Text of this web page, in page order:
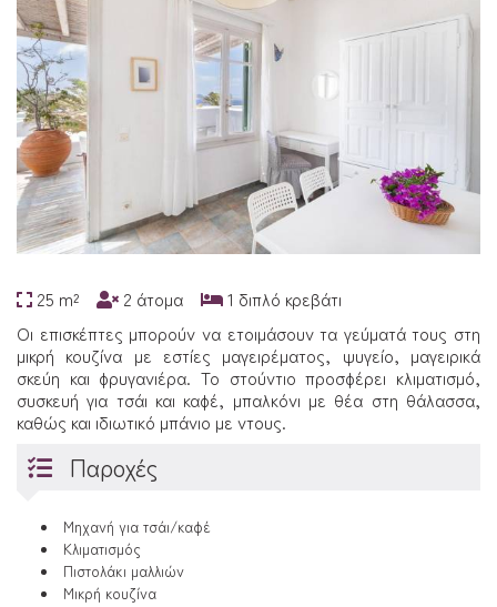
25 m² 2 άτομα
1 διπλό κρεβάτι
Οι επισκέπτες μπορούν να ετοιμάσουν τα γεύματά τους στη
μικρή κουζίνα με εστίες μαγειρέματος, ψυγείο, μαγειρικά
σκεύη και φρυγανιέρα. Το στούντιο προσφέρει κλιματισμό,
συσκευή για τσάι και καφέ, μπαλκόνι με θέα στη θάλασσα,
καθώς και ιδιωτικό μπάνιο με ντους.
Παροχές
Μηχανή για τσάι/καφέ
Κλιματισμός
Πιστολάκι μαλλιών
Μικρή κουζίνα